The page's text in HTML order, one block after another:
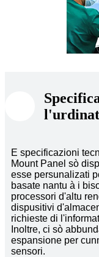
E specificazioni
Mount Panel sò
esse persunalizati
basate nantu à i
processori d'altu
dispusitivi
richieste di
Inoltre, ci sò
espansione per
sensori.